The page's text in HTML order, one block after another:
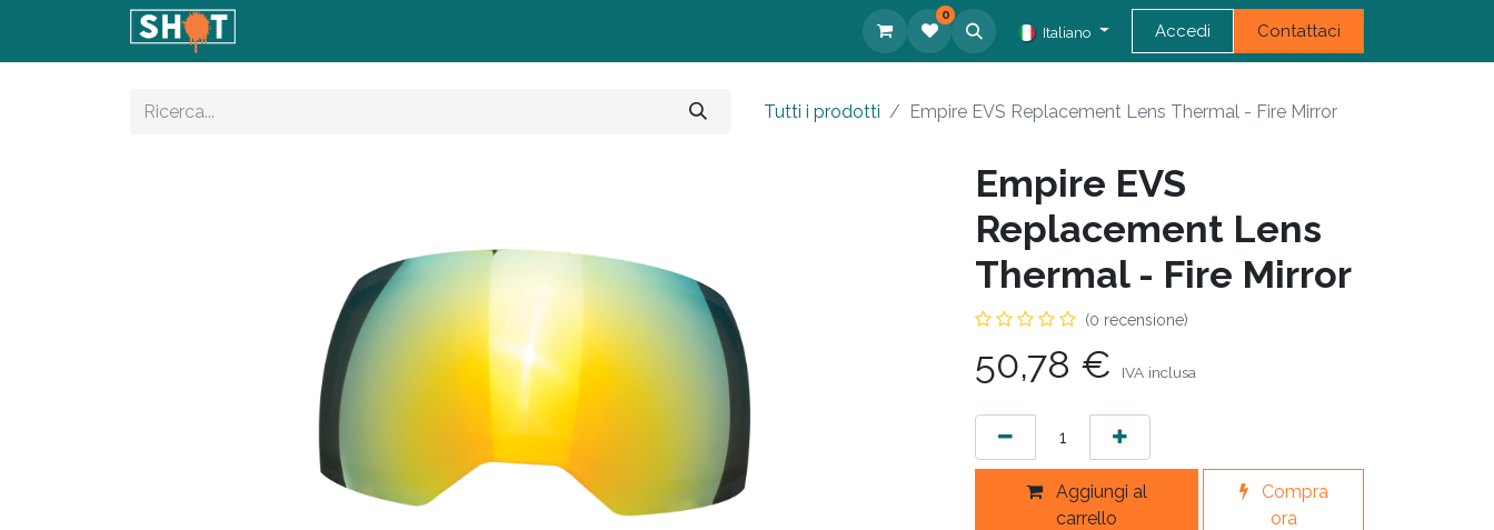
0
Italiano Accedi Contattaci
Tutti i prodotti Empire EVS Replacement Lens Thermal - Fire Mirror
Empire EVS
Replacement Lens
Thermal - Fire Mirror
(0 recensione)
50,78 € IVA inclusa
Aggiungi al
carrello
Compra
ora